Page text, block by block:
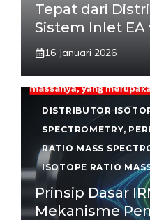
Tepat dari
Sistem Inlet EA
16 Januari 2026
DISTRIBUTOR
SPECTROMETRY,
RATIO MASS
ISOTOPE RATIO
Prinsip Dasar
Mekanisme